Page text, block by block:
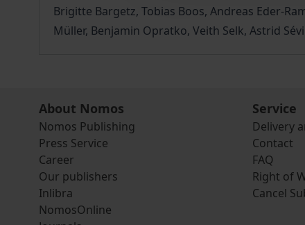
Brigitte Bargetz, Tobias Boos, Andreas Eder-
Müller, Benjamin Opratko, Veith Selk, Astrid
About Nomos
Nomos Publishing
Press Service
Career
Our publishers
Inlibra
NomosOnline
Service
Delivery
Contact
FAQ
Right of
Cancel